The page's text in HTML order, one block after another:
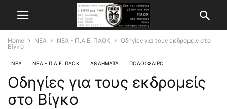
Home ΝΕΑ ΝΕΑ - Π.Α.Ε. ΠΑΟΚ
Οδηγίες για τους εκδρομείς στο
Βίγκο
ΝΕΑ ΝΕΑ - Π.Α.Ε. ΠΑΟΚ ΑΘΛΗΜΑΤΑ ΠΟΔΟΣΦΑΙΡΟ
Οδηγίες για τους εκδρομείς
στο Βίγκο